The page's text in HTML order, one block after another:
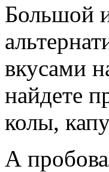
Большой
вкусами
найдете
колы,
А